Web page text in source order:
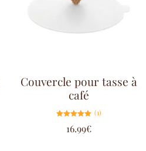
Couvercle pour tasse à
café
5.00
sur 5
(1)
16.99€